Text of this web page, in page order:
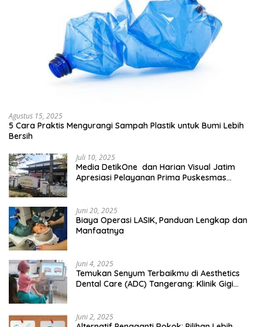
Agustus 15, 2025
5 Cara Praktis Mengurangi Sampah Plastik untuk Bumi Lebih
Bersih
Juli 10, 2025
Media DetikOne dan Harian Visual Jatim
Apresiasi Pelayanan Prima Puskesmas
Juni 20, 2025
Biaya Operasi LASIK, Panduan Lengkap dan
Manfaatnya
Juni 4, 2025
Temukan Senyum Terbaikmu di Aesthetics
Dental Care (ADC) Tangerang: Klinik Gigi
Juni 2, 2025